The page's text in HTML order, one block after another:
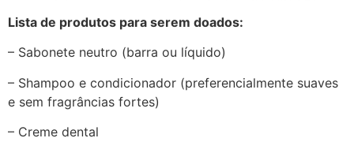
Lista de produtos para serem doados:
– Sabonete neutro (barra ou líquido)
– Shampoo e condicionador (preferencialmente suaves
e sem fragrâncias fortes)
– Creme dental